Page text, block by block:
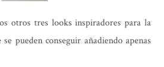
otros tres looks inspiradores para la
pueden conseguir añadiendo apenas